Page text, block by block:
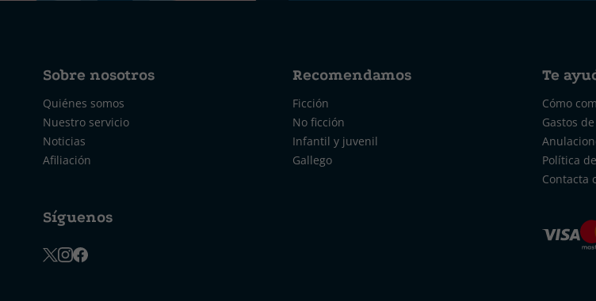
Sobre nosotros
Quiénes somos
Nuestro servicio
Noticias
Afiliación
Síguenos
Recomendamos
Ficción
No ficción
Infantil y juvenil
Gallego
Te
Cómo
Gastos
Política
Contacta